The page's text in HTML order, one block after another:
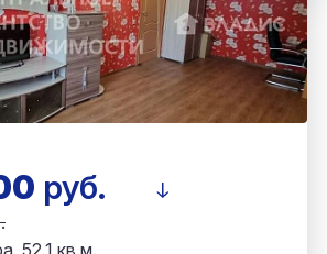
руб.
52.1 кв.м.